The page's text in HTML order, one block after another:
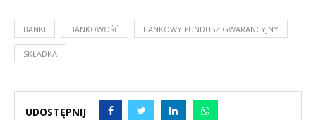
BANKI BANKOWOŚĆ BANKOWY FUNDUSZ GWARANCYJNY
SKŁADKA
UDOSTĘPNIJ